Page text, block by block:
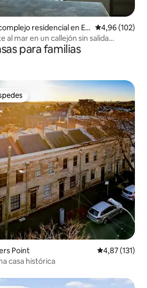
residencial en Eli
Calificación
4,96 (102)
mar en un callejón sin salida
para familias
Point Calificación
4,87 (131)
casa histórica